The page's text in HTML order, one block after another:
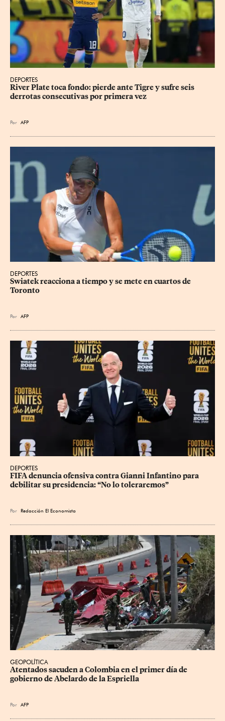
DEPORTES
River Plate toca fondo: pierde ante Tigre y sufre seis
derrotas consecutivas por primera vez
Por AFP
DEPORTES
Swiatek reacciona a tiempo y se mete en cuartos de
Toronto
Por AFP
DEPORTES
FIFA denuncia ofensiva contra Gianni Infantino para
debilitar su presidencia: “No lo toleraremos”
Por Redacción El Economista
GEOPOLÍTICA
Atentados sacuden a Colombia en el primer día de
gobierno de Abelardo de la Espriella
Por AFP